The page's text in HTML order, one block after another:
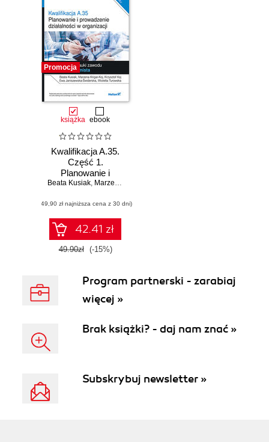
Promocja
książka ebook
Kwalifikacja A.35.
Część 1.
Planowanie i
prowadzenie
organizacji.
Podręcznik do
nauki zawodu
technik
ekonomista
Beata Kusiak, Marzena Krigar-Koj
(49,90 zł najniższa cena z 30 dni)
42.41 zł
49.90zł (-15%)
Program partnerski - zarabiaj
więcej »
Brak książki? - daj nam znać »
Subskrybuj newsletter »